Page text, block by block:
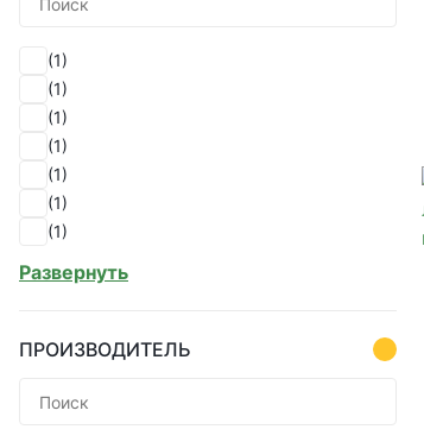
(1)
(1)
(1)
(1)
(1)
(1)
(1)
(1)
(1)
(1)
Развернуть
ПРОИЗВОДИТЕЛЬ